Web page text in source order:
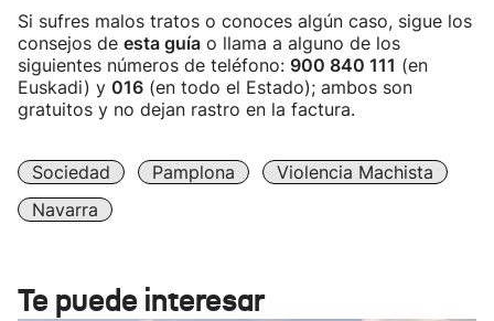
Si sufres malos tratos o conoces algún caso, sigue los
consejos de esta guía o llama a alguno de los
siguientes números de teléfono: 900 840 111 (en
Euskadi) y 016 (en todo el Estado); ambos son
gratuitos y no dejan rastro en la factura.
Sociedad Pamplona
Violencia Machista
Navarra
Te puede interesar